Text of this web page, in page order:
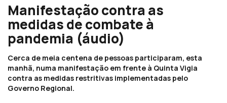
Manifestação contra as
medidas de combate à
pandemia (áudio)
Cerca de meia centena de pessoas participaram, esta
manhã, numa manifestação em frente à Quinta Vigia
contra as medidas restritivas implementadas pelo
Governo Regional.